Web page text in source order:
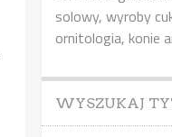
solowy, wyroby
ornitologia, konie
WYSZUKAJ